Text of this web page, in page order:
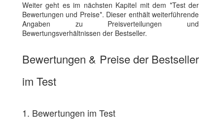
Weiter geht es im nächsten Kapitel mit dem *Test der
Bewertungen und Preise*. Dieser enthält weiterführende
Angaben zu Preisverteilungen und
Bewertungsverhältnissen der Bestseller.
Bewertungen & Preise der Bestseller
im Test
1. Bewertungen im Test